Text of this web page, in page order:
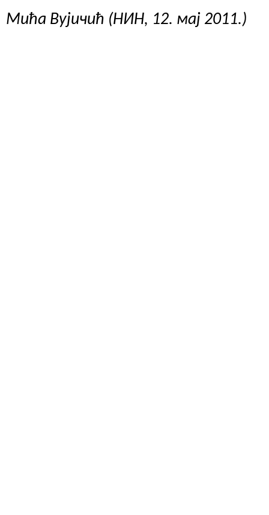
Мића Вујичић (НИН, 12. мај 2011.)